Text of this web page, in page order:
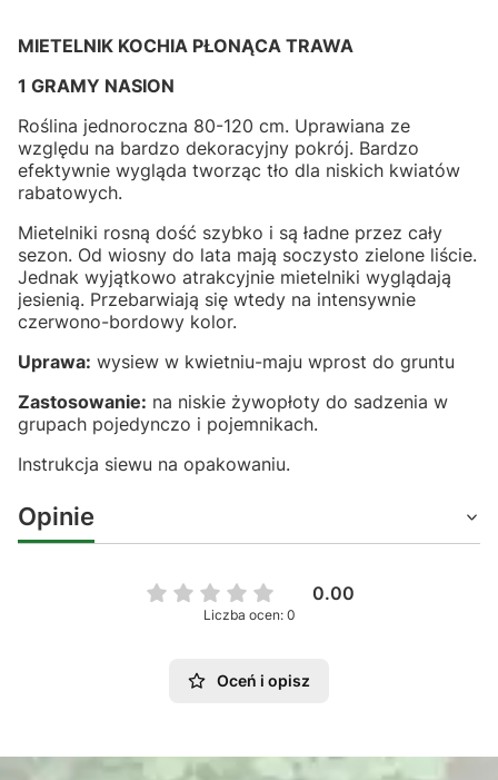
MIETELNIK KOCHIA PŁONĄCA TRAWA
1 GRAMY NASION
Roślina jednoroczna 80-120 cm. Uprawiana ze
względu na bardzo dekoracyjny pokrój. Bardzo
efektywnie wygląda tworząc tło dla niskich kwiatów
rabatowych.
Mietelniki rosną dość szybko i są ładne przez cały
sezon. Od wiosny do lata mają soczysto zielone liście.
Jednak wyjątkowo atrakcyjnie mietelniki wyglądają
jesienią. Przebarwiają się wtedy na intensywnie
czerwono-bordowy kolor.
Uprawa: wysiew w kwietniu-maju wprost do gruntu
Zastosowanie: na niskie żywopłoty do sadzenia w
grupach pojedynczo i pojemnikach.
Instrukcja siewu na opakowaniu.
Opinie
0.00
Liczba ocen: 0
Oceń i opisz